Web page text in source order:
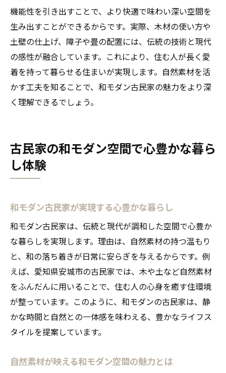
和モダン古民家に宿る伝統と現代の美しさ
自然素材で実現する和モダンな住まい
自然素材の温もり感じる和モダンな住まい
和モダン住まいで感じる自然素材の温もり
自然素材が生きる和モダンな設計の工夫
和モダン住空間で味わう木の温もりと癒し
方法
自然素材と和モダンが導く安らぎの住まい
機能性を引き出すことで、より快適で味わい深い空間を
生み出すことができるからです。実際、木材の使い方や
土壁の仕上げ、障子や畳の配置には、伝統の技術と現代
の感性が融合しています。これにより、住む人が長く愛
着を持って暮らせる住まいが実現します。自然素材を活
かす工夫を知ることで、和モダン古民家の魅力をより深
く理解できるでしょう。
古民家の和モダン空間で心豊かな暮ら
し体験
和モダン古民家が実現する心豊かな暮らし
和モダン古民家は、伝統と現代が調和した空間で心豊か
な暮らしを実現します。理由は、自然素材の持つ温もり
と、和の落ち着きが日常に安らぎを与えるからです。例
えば、愛知県安城市の古民家では、木や土など自然素材
をふんだんに用いることで、住む人の心身を癒す住環境
が整っています。このように、和モダンの古民家は、静
かな時間と自然との一体感を味わえる、豊かなライフス
タイルを提案しています。
自然素材が映える和モダン空間の魅力とは